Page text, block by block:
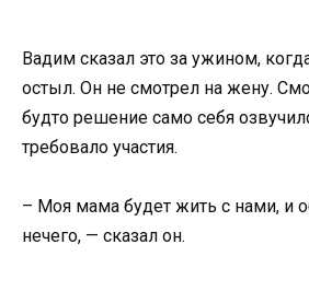
Вадим сказал это за ужином,
остыл. Он не смотрел на жену.
будто решение само себя
требовало участия.
– Моя мама будет жить с нами, и
нечего, — сказал он.